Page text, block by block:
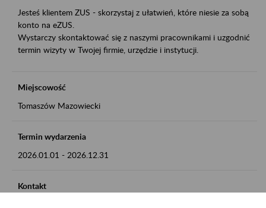
Jesteś klientem ZUS - skorzystaj z ułatwień, które niesie za sobą
konto na eZUS.
Wystarczy skontaktować się z naszymi pracownikami i uzgodnić
termin wizyty w Twojej firmie, urzędzie i instytucji.
Miejscowość
Tomaszów Mazowiecki
Termin wydarzenia
2026.01.01 - 2026.12.31
Kontakt